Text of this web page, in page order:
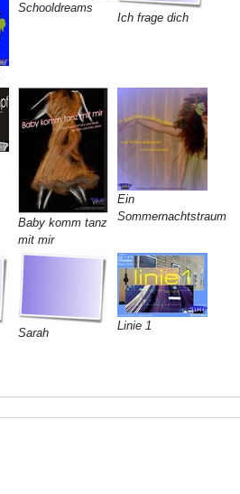
Schooldreams
Ich frage dich
Baby komm tanz
mit mir
Ein
Sommernachtstraum
Sarah
Linie 1